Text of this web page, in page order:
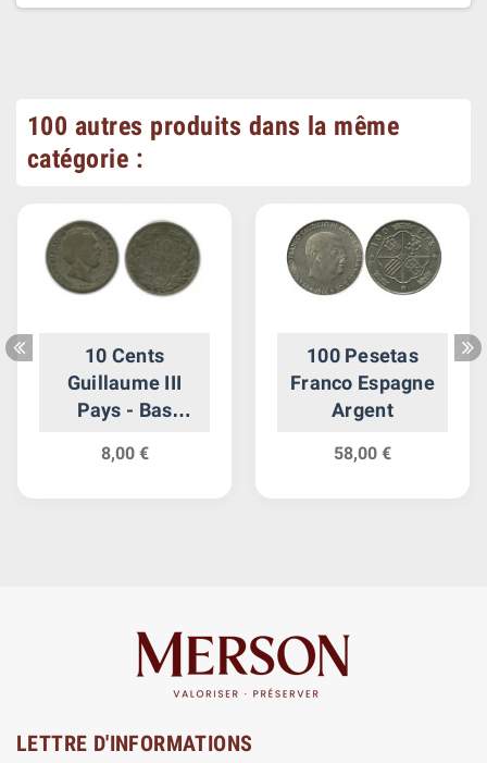
100 autres produits dans la même
catégorie :
10 Cents
Guillaume III
Pays - Bas
8,00 €
100 Pesetas
Franco Espagne
Argent
58,00 €
LETTRE D'INFORMATIONS